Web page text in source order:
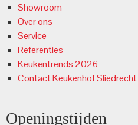
Showroom
Over ons
Service
Referenties
Keukentrends 2026
Contact Keukenhof Sliedrecht
Openingstijden